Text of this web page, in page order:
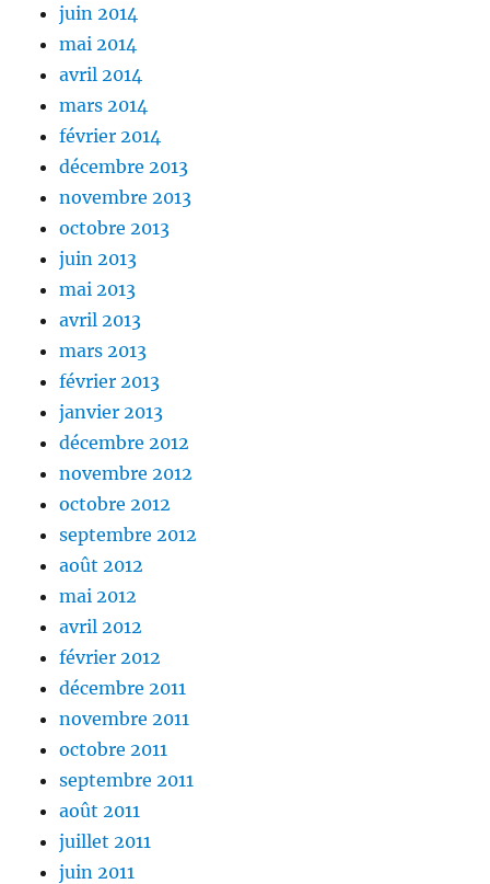
juin 2014
mai 2014
avril 2014
mars 2014
février 2014
décembre 2013
novembre 2013
octobre 2013
juin 2013
mai 2013
avril 2013
mars 2013
février 2013
janvier 2013
décembre 2012
novembre 2012
octobre 2012
septembre 2012
août 2012
mai 2012
avril 2012
février 2012
décembre 2011
novembre 2011
octobre 2011
septembre 2011
août 2011
juillet 2011
juin 2011